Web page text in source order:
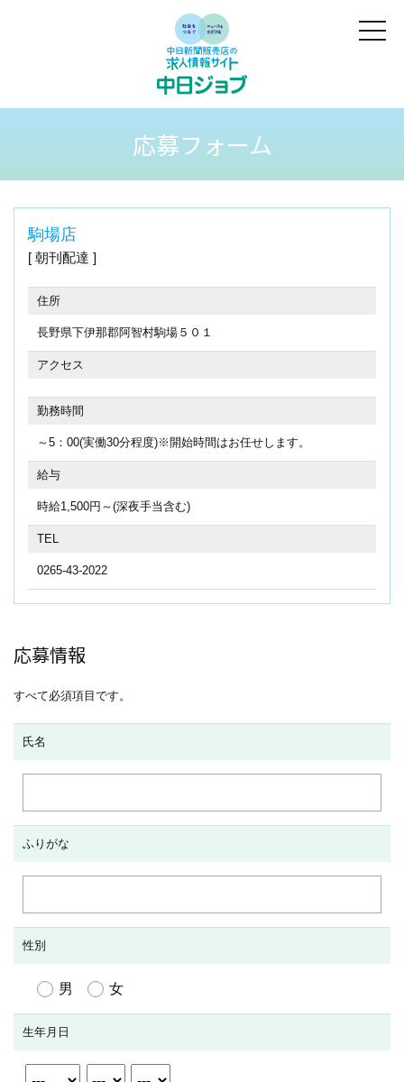
応募フォーム
駒場店
朝刊配達
住所
長野県下伊那郡阿智村駒場５０１
アクセス
勤務時間
～5：00(実働30分程度)※開始時間はお任せします。
給与
時給1,500円～(深夜手当含む)
TEL
0265-43-2022
応募情報
すべて必須項目です。
氏名
ふりがな
性別
男 女
生年月日